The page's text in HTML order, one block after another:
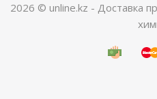
2026 © unline.kz - Доставка